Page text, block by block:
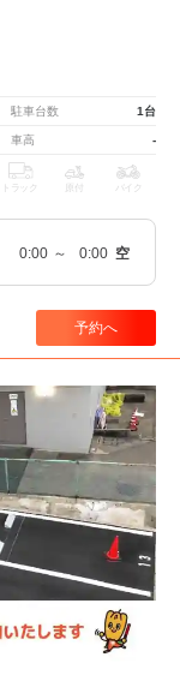
駐車台数 1台
車高 -
トラック 原付 バイク
0:00 ～ 0:00 空
予約へ